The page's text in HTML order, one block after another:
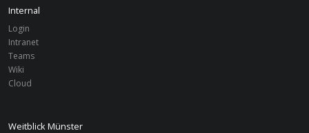
Internal
Login
Intranet
Teams
Wiki
Cloud
Weitblick Münster